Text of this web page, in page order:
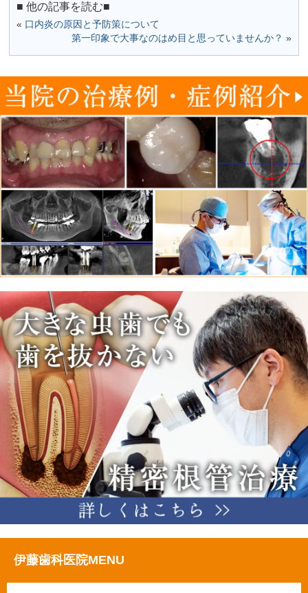
■ 他の記事を読む■
« 口内炎の原因と予防策について
第一印象で大事なのはめ目と思っていませんか？ »
伊藤歯科医院MENU